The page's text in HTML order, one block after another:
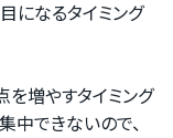
になるタイミング
を増やすタイミング
中できないので、